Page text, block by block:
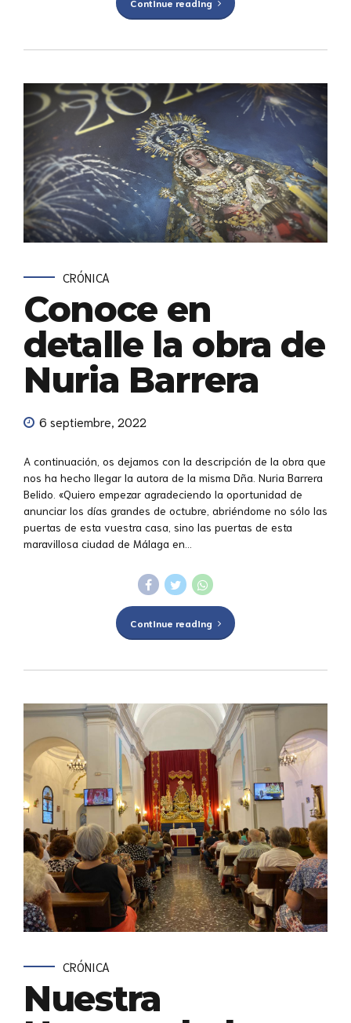
Continue reading
CRÓNICA
Conoce en
detalle la obra de
Nuria Barrera
6 septiembre, 2022
A continuación, os dejamos con la descripción de la obra que
nos ha hecho llegar la autora de la misma Dña. Nuria Barrera
Belido. «Quiero empezar agradeciendo la oportunidad de
anunciar los días grandes de octubre, abriéndome no sólo las
puertas de esta vuestra casa, sino las puertas de esta
maravillosa ciudad de Málaga en...
Continue reading
CRÓNICA
Nuestra